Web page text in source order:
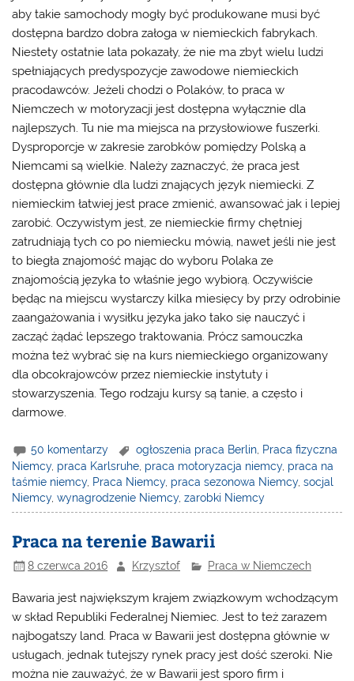
aby takie samochody mogły być produkowane musi być
dostępna bardzo dobra załoga w niemieckich fabrykach.
Niestety ostatnie lata pokazały, że nie ma zbyt wielu ludzi
spełniających predyspozycje zawodowe niemieckich
pracodawców. Jeżeli chodzi o Polaków, to praca w
Niemczech w motoryzacji jest dostępna wyłącznie dla
najlepszych. Tu nie ma miejsca na przysłowiowe fuszerki.
Dysproporcje w zakresie zarobków pomiędzy Polską a
Niemcami są wielkie. Należy zaznaczyć, że praca jest
dostępna głównie dla ludzi znających język niemiecki. Z
niemieckim łatwiej jest prace zmienić, awansować jak i lepiej
zarobić. Oczywistym jest, ze niemieckie firmy chętniej
zatrudniają tych co po niemiecku mówią, nawet jeśli nie jest
to biegła znajomość mając do wyboru Polaka ze
znajomością języka to właśnie jego wybiorą. Oczywiście
będąc na miejscu wystarczy kilka miesięcy by przy odrobinie
zaangażowania i wysiłku języka jako tako się nauczyć i
zacząć żądać lepszego traktowania. Prócz samouczka
można też wybrać się na kurs niemieckiego organizowany
dla obcokrajowców przez niemieckie instytuty i
stowarzyszenia. Tego rodzaju kursy są tanie, a często i
darmowe.
50 komentarzy ogłoszenia praca Berlin Praca fizyczna
Niemcy, praca Karlsruhe praca motoryzacja niemcy, praca na
taśmie niemcy, Praca Niemcy, praca sezonowa Niemcy,socjal
Niemcy,wynagrodzenie Niemcy,zarobki Niemcy
Praca na terenie Bawarii
8 czerwca 2016 Krzysztof Praca w Niemczech
Bawaria jest największym krajem związkowym wchodzącym
w skład Republiki Federalnej Niemiec. Jest to też zarazem
najbogatszy land. Praca w Bawarii jest dostępna głównie w
usługach, jednak tutejszy rynek pracy jest dość szeroki. Nie
można nie zauważyć, że w Bawarii jest sporo firm i